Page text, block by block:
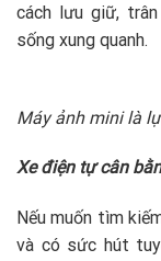
cách lưu giữ,
sống xung quanh.
Máy ảnh mini là
Xe điện tự cân
Nếu muốn tìm
và có sức hút